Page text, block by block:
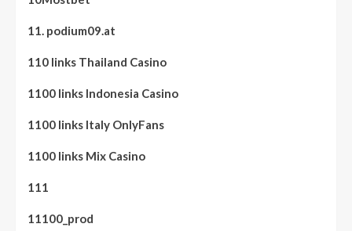
11. podium09.at
110 links Thailand Casino
1100 links Indonesia Casino
1100 links Italy OnlyFans
1100 links Mix Casino
111
11100_prod